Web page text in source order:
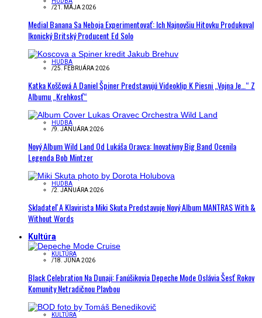
/21. MÁJA 2026
Medial Banana Sa Neboja Experimentovať: Ich Najnovšiu Hitovku Produkoval
Ikonický Britský Producent Ed Solo
HUDBA
/25. FEBRUÁRA 2026
Katka Koščová A Daniel Špiner Predstavujú Videoklip K Piesni „Vojna Je…“ Z
Albumu „Krehkosť“
HUDBA
/9. JANUÁRA 2026
Nový Album Wild Land Od Lukáša Oravca: Inovatívny Big Band Ocenila
Legenda Bob Mintzer
HUDBA
/2. JANUÁRA 2026
Skladateľ A Klavirista Miki Skuta Predstavuje Nový Album MANTRAS With &
Without Words
Kultúra
KULTÚRA
/18. JÚNA 2026
Black Celebration Na Dunaji: Fanúšikovia Depeche Mode Oslávia Šesť Rokov
Komunity Netradičnou Plavbou
KULTÚRA